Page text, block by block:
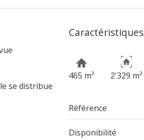
se distribue
Caractéristiques
465 m² 2'329 m²
Référence
Disponibilité